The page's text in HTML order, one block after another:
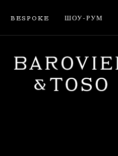
BESPOKE ШОУ-РУМ